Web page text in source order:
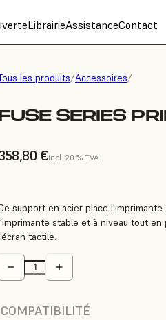
LibrairieAssistanceContact
les produits/Accessoires/
SERIES
€incl. 20 % TVA
support en acier place
stable et à niveau tout
tactile.
COMPATIBILITÉ